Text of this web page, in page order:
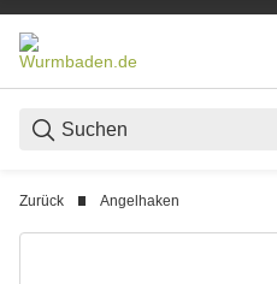
Zurück Angelhaken